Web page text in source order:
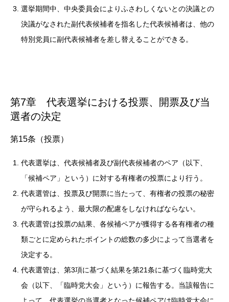
選挙期間中、中央委員会によりふさわしくないとの決議との
決議がなされた副代表候補者を指名した代表候補者は、他の
特別党員に副代表候補者を差し替えることができる。
第7章 代表選挙における投票、開票及び当
選者の決定
第15条（投票）
代表選挙は、代表候補者及び副代表候補者のペア（以下、
「候補ペア」という）に対する有権者の投票により行う。
代表選管は、投票及び開票に当たって、有権者の投票の秘密
が守られるよう、最大限の配慮をしなければならない。
代表選管は投票の結果、各候補ペアが獲得する各有権者の種
類ごとに定められたポイントの総数の多少によって当選者を
決定する。
代表選管は、第3項に基づく結果を第21条に基づく臨時党大
会（以下、「臨時党大会」という）に報告する。当該報告に